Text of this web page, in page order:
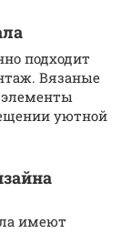
подходит
Вязаные
уютной
имеют